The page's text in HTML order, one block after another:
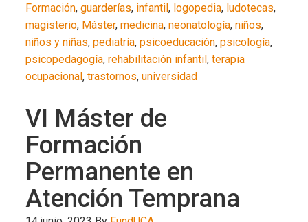
Formación,guarderías, infantil, logopedia, ludotecas,
magisterio, Máster,medicina,neonatología,niños,
niños y niñas,pediatría,psicoeducación,psicología,
psicopedagogía,rehabilitación infantil,terapia
ocupacional,trastornos,universidad
VI Máster de
Formación
Permanente en
Atención Temprana